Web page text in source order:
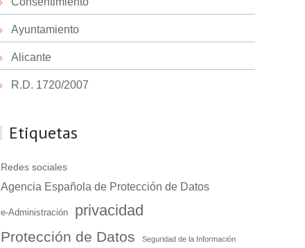
Ayuntamiento
Alicante
R.D. 1720/2007
Etiquetas
Redes sociales
Agencia Española de Protección de Datos
e-Administración privacidad
Protección de Datos Seguridad de la Información